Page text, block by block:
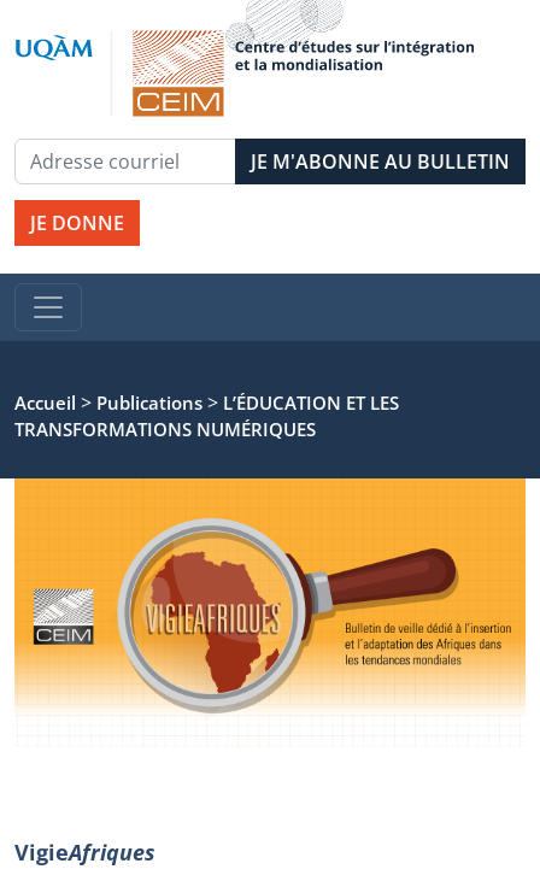
JE DONNE
Accueil > Publications > L’ÉDUCATION ET LES
TRANSFORMATIONS NUMÉRIQUES
VigieAfriques